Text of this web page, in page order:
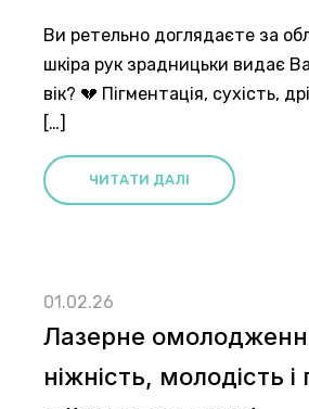
Ви ретельно доглядаєте за
шкіра рук зрадницьки видає
вік? 💔 Пігментація, сухість,
[…]
ЧИТАТИ ДАЛІ
01.02.26
Лазерне
ніжність, молодість